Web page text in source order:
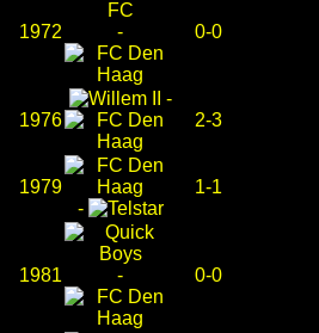
1972 - 0-0
1976
-
2-3
1979
-
1-1
1981 - 0-0